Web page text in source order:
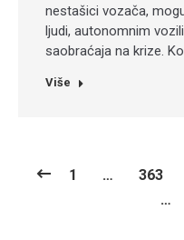
nestašici vozača,
ljudi, autonomnim
saobraćaja na krize.
Više
1 … 363
…